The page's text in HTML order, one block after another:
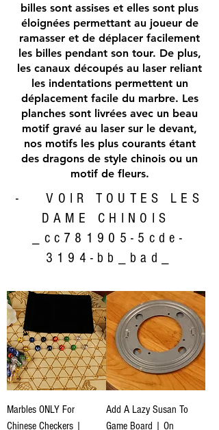
billes sont assises et elles sont plus
éloignées permettant au joueur de
ramasser et de déplacer facilement
les billes pendant son tour. De plus,
les canaux découpés au laser reliant
les indentations permettent un
déplacement facile du marbre. Les
planches sont livrées avec un beau
motif gravé au laser sur le devant,
nos motifs les plus courants étant
des dragons de style chinois ou un
motif de fleurs.
- VOIR TOUTES LES
DAME CHINOIS
_cc781905-5cde-
3194-bb_bad_
Marbles ONLY For
Chinese Checkers |
Add A Lazy Susan To
Game Board | On